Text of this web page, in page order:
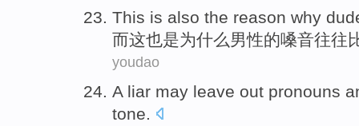
This is also the reason why
而这也是为什么 男性的嗓音往往
youdao
Aliar may leave out pronouns
tone.